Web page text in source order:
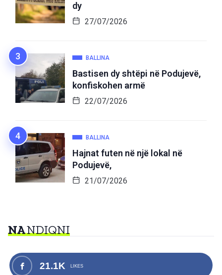
dy
27/07/2026
BALLINA
Bastisen dy shtëpi në Podujevë,
konfiskohen armë
22/07/2026
BALLINA
Hajnat futen në një lokal në
Podujevë,
21/07/2026
NANDIQNI
21.1K LIKES